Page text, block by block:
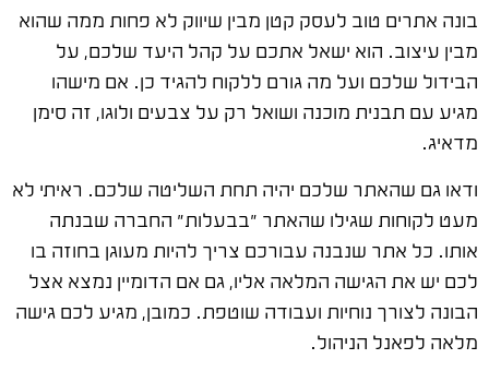
בונה אתרים טוב לעסק קטן מבין שיווק לא פחות ממה שהוא
מבין עיצוב. הוא ישאל אתכם על קהל היעד שלכם, על
הבידול שלכם ועל מה גורם ללקוח להגיד כן. אם מישהו
מגיע עם תבנית מוכנה ושואל רק על צבעים ולוגו, זה סימן
מדאיג.
ודאו גם שהאתר שלכם יהיה תחת השליטה שלכם. ראיתי לא
מעט לקוחות שגילו שהאתר "בבעלות" החברה שבנתה
אותו. כל אתר שנבנה עבורכם צריך להיות מעוגן בחוזה בו
לכם יש את הגישה המלאה אליו, גם אם הדומיין נמצא אצל
הבונה לצורך נוחיות ועבודה שוטפת. כמובן, מגיע לכם גישה
מלאה לפאנל הניהול.